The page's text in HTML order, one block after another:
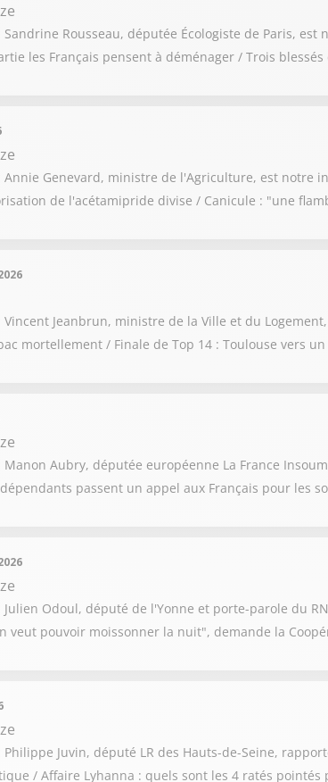
Rousseau, députée Écologiste de Paris,
les Français pensent à déménager / Trois
Genevard, ministre de l'Agriculture, est notre
de l'acétamipride divise / Canicule : "une
Jeanbrun, ministre de la Ville et du
mortellement / Finale de Top 14 : Toulouse vers
Aubry, députée européenne La France
passent un appel aux Français pour les
Julien Odoul, député de l'Yonne et porte-parole du
veut pouvoir moissonner la nuit", demande la
Juvin, député LR des Hauts-de-Seine,
/ Affaire Lyhanna : quels sont les 4 ratés